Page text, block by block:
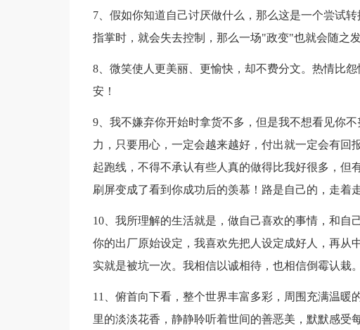
7、假如你知道自己讨厌做什么，那么这是一个尝试
指掌时，就会失去控制，那么一场"政变"也就会随之
8、微笑使人更美丽、更愉快，却不费分文。热情比
安！
9、我不嫌弃你开始时拿货不多，但是我不想看见你
力，只要用心，一定会越来越好，付出就一定会有回
起跑线，不得不承认有些人真的做得比我好很多，但
刷屏变成了看到你成功后的羡慕！路是自己的，走着
10、我所理解的生活就是，做自己喜欢的事情，和
你的出厂原始设定，我喜欢先把人设定成好人，再从
实就是被坑一次。我相信以诚相待，也相信倒霉认栽
11、俯首向下看，整个世界丰富多彩，周围充满温
里的淡淡花香，静静聆听着世间的善恶美，默默感受